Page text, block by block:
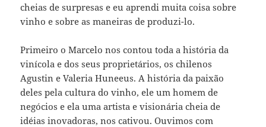
cheias de surpresas e eu aprendi muita coisa sobre
vinho e sobre as maneiras de produzi-lo.
Primeiro o Marcelo nos contou toda a história da
vinícola e dos seus proprietários, os chilenos
Agustin e Valeria Huneeus. A história da paixão
deles pela cultura do vinho, ele um homem de
negócios e ela uma artista e visionária cheia de
idéias inovadoras, nos cativou. Ouvimos com